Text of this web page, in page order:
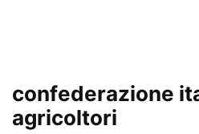
confederazione
agricoltori